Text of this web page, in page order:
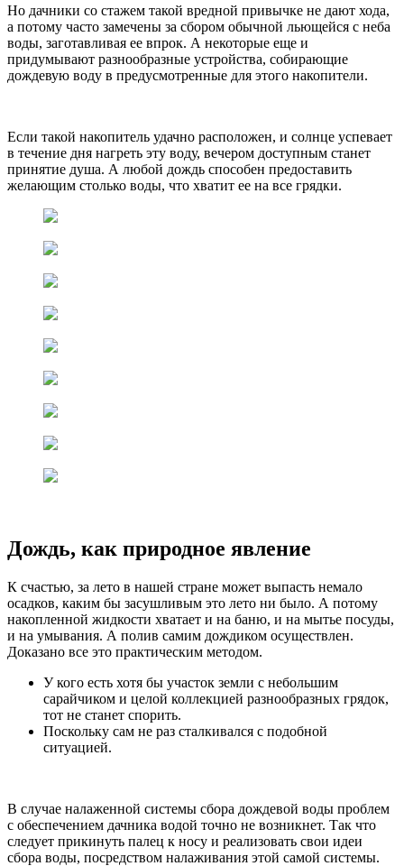
Но дачники со стажем такой вредной привычке не дают хода,
а потому часто замечены за сбором обычной льющейся с неба
воды, заготавливая ее впрок. А некоторые еще и
придумывают разнообразные устройства, собирающие
дождевую воду в предусмотренные для этого накопители.
Если такой накопитель удачно расположен, и солнце успевает
в течение дня нагреть эту воду, вечером доступным станет
принятие душа. А любой дождь способен предоставить
желающим столько воды, что хватит ее на все грядки.
Дождь, как природное явление
К счастью, за лето в нашей стране может выпасть немало
осадков, каким бы засушливым это лето ни было. А потому
накопленной жидкости хватает и на баню, и на мытье посуды,
и на умывания. А полив самим дождиком осуществлен.
Доказано все это практическим методом.
У кого есть хотя бы участок земли с небольшим
сарайчиком и целой коллекцией разнообразных грядок,
тот не станет спорить.
Поскольку сам не раз сталкивался с подобной
ситуацией.
В случае налаженной системы сбора дождевой воды проблем
с обеспечением дачника водой точно не возникнет. Так что
следует прикинуть палец к носу и реализовать свои идеи
сбора воды, посредством налаживания этой самой системы.